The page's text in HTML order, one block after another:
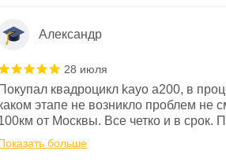
Александр
28 июля
Покупал квадроцикл kayo a200, в
этапе не возникло проблем не
от Москвы. Все четко и в срок.
всегда был 0, при этом
были на связи и в итоге
больше